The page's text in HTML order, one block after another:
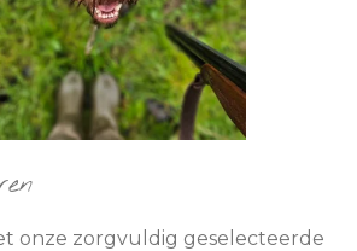
onze zorgvuldig geselecteerde